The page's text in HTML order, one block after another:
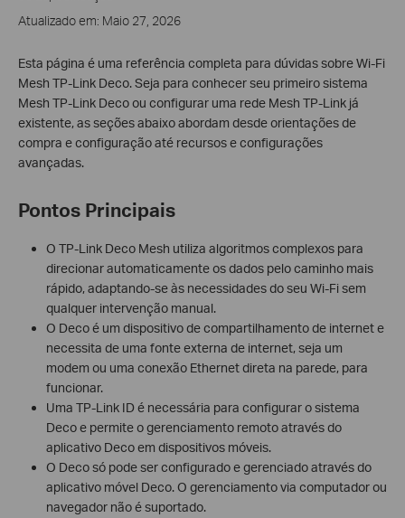
Atualizado em: Maio 27, 2026
Esta página é uma referência completa para dúvidas sobre Wi-Fi
Mesh TP-Link Deco. Seja para conhecer seu primeiro sistema
Mesh TP-Link Deco ou configurar uma rede Mesh TP-Link já
existente, as seções abaixo abordam desde orientações de
compra e configuração até recursos e configurações
avançadas.
Pontos Principais
O TP-Link Deco Mesh utiliza algoritmos complexos para
direcionar automaticamente os dados pelo caminho mais
rápido, adaptando-se às necessidades do seu Wi-Fi sem
qualquer intervenção manual.
O Deco é um dispositivo de compartilhamento de internet e
necessita de uma fonte externa de internet, seja um
modem ou uma conexão Ethernet direta na parede, para
funcionar.
Uma TP-Link ID é necessária para configurar o sistema
Deco e permite o gerenciamento remoto através do
aplicativo Deco em dispositivos móveis.
O Deco só pode ser configurado e gerenciado através do
aplicativo móvel Deco. O gerenciamento via computador ou
navegador não é suportado.